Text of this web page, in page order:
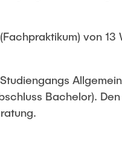
von 13
Bachelor).